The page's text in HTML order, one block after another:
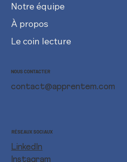
Notre équipe
À propos
Le coin lecture
NOUS CONTACTER
contact@apprentem.com
RÉSEAUX SOCIAUX
LinkedIn
Instagram